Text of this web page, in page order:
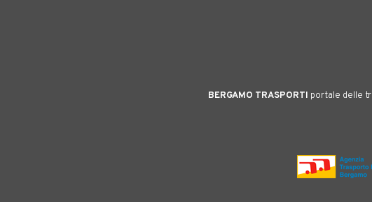
BERGAMO TRASPORTI portale delle